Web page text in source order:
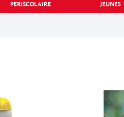
PERISCOLAIRE
JEUNES